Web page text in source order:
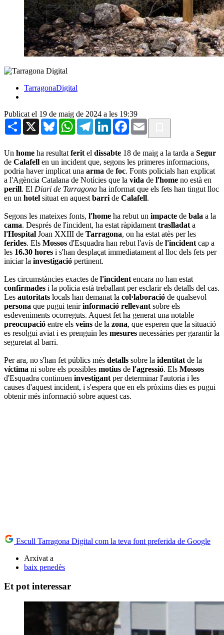
TarragonaDigital
Publicat el 19 de maig de 2024 a les 19:39
Share X BlueskyWhatsAppTelegramLinkedInFacebook
Email
Un home ha resultat ferit el dissabte 18 de maig a la tarda a Segur
de Calafell en un incident que, segons les primeres informacions,
podria haver implicat una arma de foc. Fonts policials han explicat
a l'Agència Catalana de Notícies que la vida de l'home no està en
perill. El Diari de Tarragona ha informat que els fets han tingut lloc
en un hotel situat en aquest barri de Calafell.
Segons les mateixes fonts, l'home ha rebut un impacte de bala a la
cama. Després de l'incident, ha estat ràpidament traslladat a
l'Hospital Joan XXIII de Tarragona, on ha estat atès per les
ferides. Els Mossos d'Esquadra han rebut l'avís de l'incident cap a
les 16.30 hores i s'han desplaçat immediatament al lloc dels fets per
iniciar la investigació pertinent.
Les circumstàncies exactes de l'incident encara no han estat
confirmades i la policia està treballant per esclarir els detalls del cas.
Les autoritats locals han demanat la col·laboració de qualsevol
persona que pugui tenirinformació rellevant sobre els
esdeveniments ocorreguts. Aquest fet ha generat una notable
preocupació entre els veïns de la zona, que esperen que la situació
es resolgui aviat i es prenguin les mesures necessàries per garantir la
seguretat al barri.
Per ara, no s'han fet públics més detalls sobre la identitat de la
víctima ni sobre els possibles motius de l'agressió. Els Mossos
d'Esquadra continuen investigant per determinar l'autoria i les
causes d'aquest incident, i s'espera que en els pròxims dies es pugui
obtenir més informació sobre aquest cas.
Escull Tarragona Digital com la teva font preferida de Google
Arxivat a
baix penedès
Et pot interessar